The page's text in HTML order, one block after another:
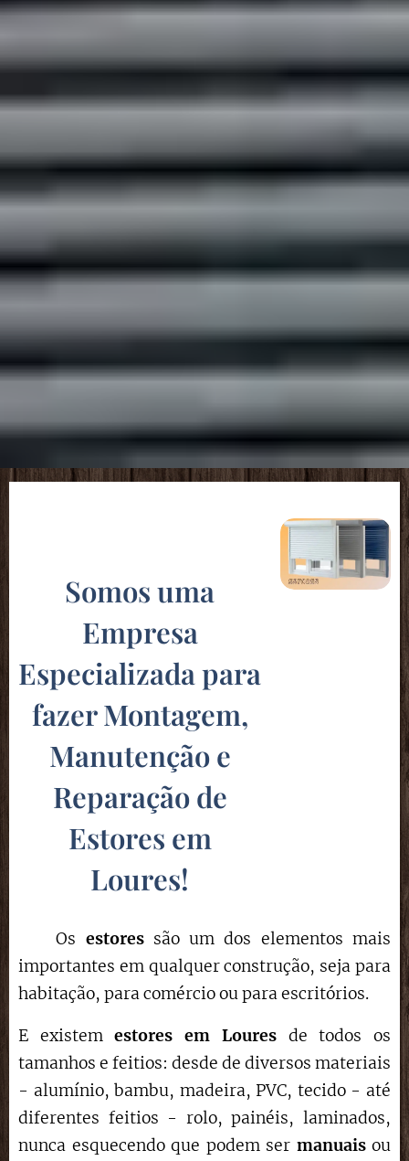
Somos uma
Empresa
Especializada para
fazer Montagem,
Manutenção e
Reparação de
Estores em
Loures!
Os estoressão um dos elementos mais
importantes em qualquer construção, seja para
habitação, para comércio ou para escritórios.
E existemestores em Loures de todos os
tamanhos e feitios: desde de diversos materiais
- alumínio, bambu, madeira, PVC, tecido - até
diferentes feitios - rolo, painéis, laminados,
nunca esquecendo que podem ser manuaisou